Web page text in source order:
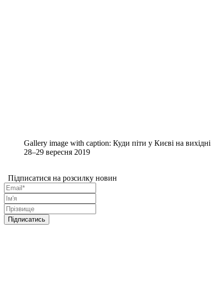
Gallery image with caption: Куди піти у Києві на вихідні
28–29 вересня 2019
Підписатися на розсилку новин